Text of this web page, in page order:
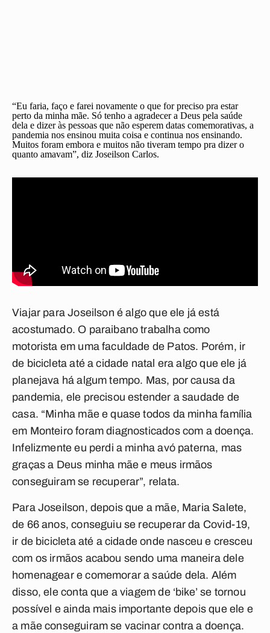
“Eu faria, faço e farei novamente o que for preciso pra estar
perto da minha mãe. Só tenho a agradecer a Deus pela saúde
dela e dizer às pessoas que não esperem datas comemorativas, a
pandemia nos ensinou muita coisa e continua nos ensinando.
Muitos foram embora e muitos não tiveram tempo pra dizer o
quanto amavam”, diz Joseilson Carlos.
Viajar para Joseilson é algo que ele já está
acostumado. O paraibano trabalha como
motorista em uma faculdade de Patos. Porém, ir
de bicicleta até a cidade natal era algo que ele já
planejava há algum tempo. Mas, por causa da
pandemia, ele precisou estender a saudade de
casa. “Minha mãe e quase todos da minha família
em Monteiro foram diagnosticados com a doença.
Infelizmente eu perdi a minha avó paterna, mas
graças a Deus minha mãe e meus irmãos
conseguiram se recuperar”, relata.
Para Joseilson, depois que a mãe, Maria Salete,
de 66 anos, conseguiu se recuperar da Covid-19,
ir de bicicleta até a cidade onde nasceu e cresceu
com os irmãos acabou sendo uma maneira dele
homenagear e comemorar a saúde dela. Além
disso, ele conta que a viagem de ‘bike’ se tornou
possível e ainda mais importante depois que ele e
a mãe conseguiram se vacinar contra a doença.